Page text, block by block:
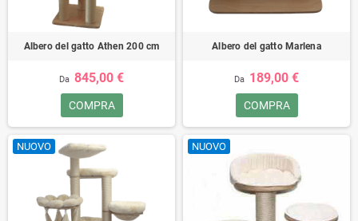
Albero del gatto Athen 200 cm
Da 845,00 €
COMPRA
Albero del gatto Marlena
Da 189,00 €
COMPRA
NUOVO NUOVO